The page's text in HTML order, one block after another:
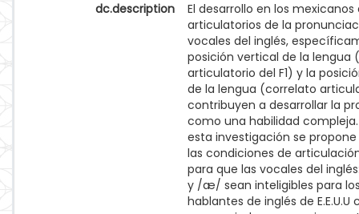
dc.description
El desarrollo en los mexicanos
articulatorios de la
vocales del inglés,
posición vertical de la lengua
articulatorio del F1) y la
de la lengua (correlato
contribuyen a desarrollar la
como una habilidad
esta investigación se
las condiciones de
para que las vocales del
y /æ/ sean inteligibles para
hablantes de inglés de E.E.U.U